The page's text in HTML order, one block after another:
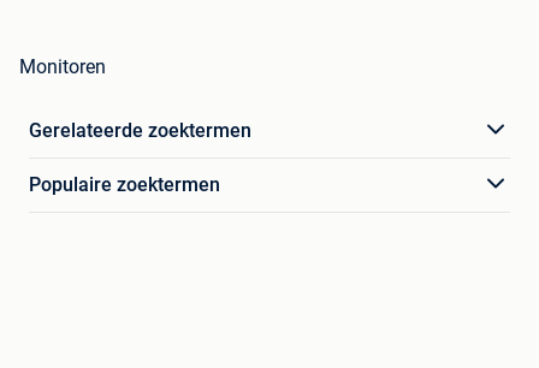
Monitoren
Gerelateerde zoektermen
Populaire zoektermen